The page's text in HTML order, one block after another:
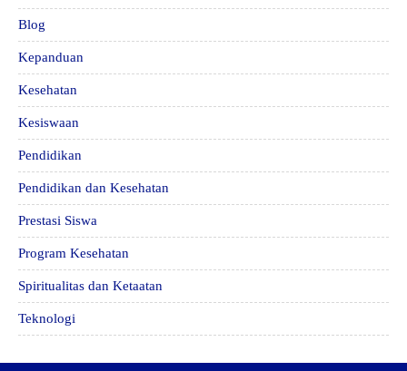
Blog
Kepanduan
Kesehatan
Kesiswaan
Pendidikan
Pendidikan dan Kesehatan
Prestasi Siswa
Program Kesehatan
Spiritualitas dan Ketaatan
Teknologi